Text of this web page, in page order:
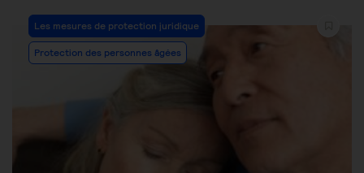
Les mesures de protection juridique
Protection des personnes âgées